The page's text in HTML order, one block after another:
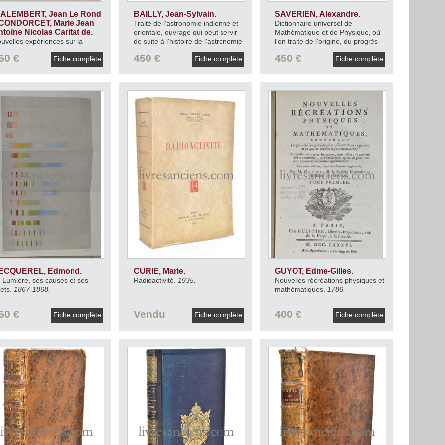
Jean Le Rond
Marie Jean
Nicolas Caritat de.
expériences sur la
€ Fiche complète
BAILLY, Jean-Sylvain.
Traité de l'astronomie indienne et
orientale, ouvrage qui peut servir
de suite à l'histoire de l'astronomie
450 € Fiche complète
SAVERIEN, Alexandre.
Dictionnaire universel de
Mathématique et de Physique, où
l'on traite de l'origine, du progrès
en dépendent, des diverses
révolutions qui leur sont arrivées
jusqu'à notre temps; avec
célèbres Auteurs sur chaque
matière.1753.
450 € Fiche complète
Edmond.
Lumière, ses causes et ses
1867-1868.
€ Fiche complète
CURIE, Marie.
Radioactivité. 1935.
Vendu Fiche complète
GUYOT, Edme-Gilles.
Nouvelles récréations physiques et
mathématiques.
1786.
400 € Fiche complète